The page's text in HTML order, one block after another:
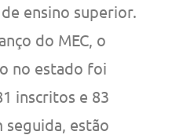
ensino superior.
do MEC, o
no estado foi
inscritos e 83
seguida, estão